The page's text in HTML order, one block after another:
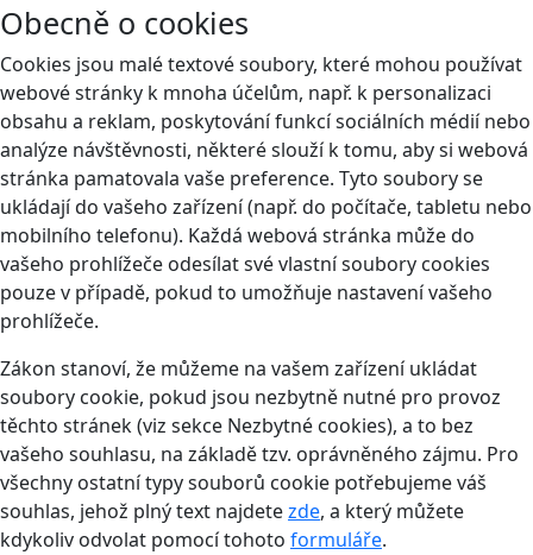
Obecně o cookies
Cookies jsou malé textové soubory, které mohou používat
webové stránky k mnoha účelům, např. k personalizaci
obsahu a reklam, poskytování funkcí sociálních médií nebo
analýze návštěvnosti, některé slouží k tomu, aby si webová
stránka pamatovala vaše preference. Tyto soubory se
ukládají do vašeho zařízení (např. do počítače, tabletu nebo
mobilního telefonu). Každá webová stránka může do
vašeho prohlížeče odesílat své vlastní soubory cookies
pouze v případě, pokud to umožňuje nastavení vašeho
prohlížeče.
Zákon stanoví, že můžeme na vašem zařízení ukládat
soubory cookie, pokud jsou nezbytně nutné pro provoz
těchto stránek (viz sekce Nezbytné cookies), a to bez
vašeho souhlasu, na základě tzv. oprávněného zájmu. Pro
všechny ostatní typy souborů cookie potřebujeme váš
souhlas, jehož plný text najdetezde, a který můžete
kdykoliv odvolat pomocí tohoto formuláře.